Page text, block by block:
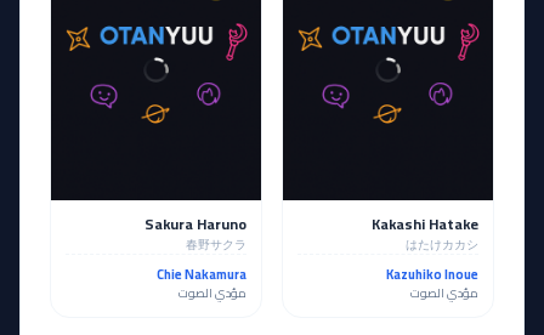
Kakashi Hatake
はたけカカシ
Kazuhiko Inoue
مؤدي الصوت
Sakura Haruno
春野サクラ
Chie Nakamura
مؤدي الصوت